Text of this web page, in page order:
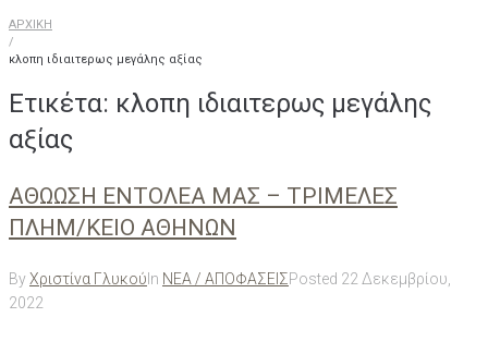
ΑΡΧΙΚΗ
/
κλοπη ιδιαιτερως μεγάλης αξίας
Ετικέτα: κλοπη ιδιαιτερως μεγάλης
αξίας
ΑΘΩΩΣΗ ΕΝΤΟΛΕΑ ΜΑΣ – ΤΡΙΜΕΛΕΣ
ΠΛΗΜ/ΚΕΙΟ ΑΘΗΝΩΝ
ByΧριστίνα Γλυκού In ΝΕΑ / ΑΠΟΦΑΣΕΙΣPosted 22 Δεκεμβρίου,
2022